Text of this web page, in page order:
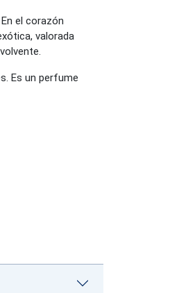
el corazón
valorada
Es un perfume